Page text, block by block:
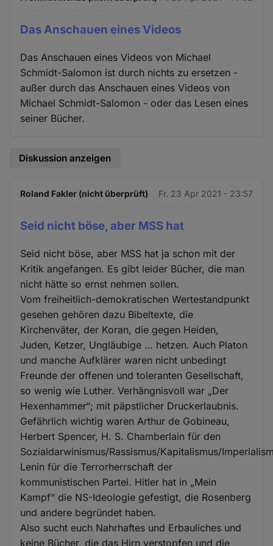
Das Anschauen eines Videos
Das Anschauen eines Videos von Michael
Schmidt-Salomon ist durch nichts zu ersetzen -
außer durch das Anschauen eines Videos von
Michael Schmidt-Salomon - oder das Lesen eines
seiner Bücher.
Diskussion anzeigen
Roland Fakler (nicht überprüft) Fr. 23 Apr 2021 - 23:57
Seid nicht böse, aber MSS hat
Seid nicht böse, aber MSS hat ja schon mit der
Kritik angefangen. Es gibt leider Bücher, die man
nicht hätte so ernst nehmen sollen.
Vom freiheitlich-demokratischen Wertestandpunkt
gesehen gehören dazu Bibeltexte, die
Kirchenväter, der Koran, die gegen Heiden,
Juden, Ketzer, Ungläubige … hetzen. Auch Platon
und manche Aufklärer waren nicht unbedingt
Freunde der offenen und toleranten Gesellschaft,
so wenig wie Luther. Verhängnisvoll war „Der
Hexenhammer“; mit päpstlicher Druckerlaubnis.
Gefährlich wichtig waren Arthur de Gobineau,
Herbert Spencer, H. S. Chamberlain für den
Sozialdarwinismus/Rassismus/Kapitalismus/
Lenin für die Terrorherrschaft der
kommunistischen Partei. Hitler hat in „Mein
Kampf“ die NS-Ideologie gefestigt, die Rosenberg
und andere begründet haben.
Also sucht euch Nahrhaftes und Erbauliches und
keine Bücher, die das Hirn verstopfen und die